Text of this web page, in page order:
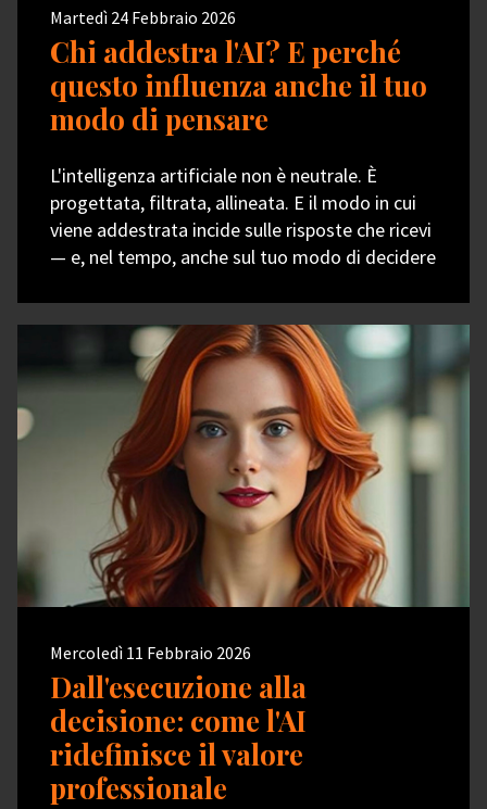
Martedì 24 Febbraio 2026
Chi addestra l'AI? E perché
questo influenza anche il tuo
modo di pensare
L'intelligenza artificiale non è neutrale. È
progettata, filtrata, allineata. E il modo in cui
viene addestrata incide sulle risposte che ricevi
— e, nel tempo, anche sul tuo modo di decidere
Mercoledì 11 Febbraio 2026
Dall'esecuzione alla
decisione: come l'AI
ridefinisce il valore
professionale